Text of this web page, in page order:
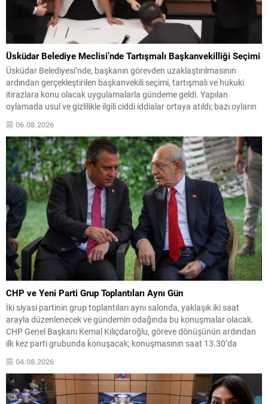
Üsküdar Belediye Meclisi’nde Tartışmalı Başkanvekilliği Seçimi
Üsküdar Belediyesi’nde, başkanın görevden uzaklaştırılmasının
ardından gerçekleştirilen başkanvekili seçimi, tartışmalı ve hukuki
itirazlara konu olacak uygulamalarla gündeme geldi. Yapılan
oylamada usul ve gizlilikle ilgili ciddi iddialar ortaya atıldı; bazı oyların
geçersiz sayılması ve meclis içindeki yönlendirmeler kamuoyunda
tepkilere yol açtı. Seçim sürecinde yaşanan gelişmeler, parti grupları
arasındaki gerilimi artırdı. CHP’nin...
06.08.2026
CHP ve Yeni Parti Grup Toplantıları Aynı Gün
İki siyasi partinin grup toplantıları aynı salonda, yaklaşık iki saat
arayla düzenlenecek ve gündemin odağında bu konuşmalar olacak.
CHP Genel Başkanı Kemal Kılıçdaroğlu, göreve dönüşünün ardından
ilk kez parti grubunda konuşacak; konuşmasının saat 13.30’da
yapılması planlanıyor. Yeni Parti’nin ilk grup toplantısı ve
teşkilatlanma Yeni Parti Genel Başkanı Özgür Özel, partisinin...
04.08.2026